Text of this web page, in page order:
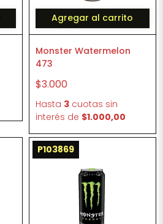
Agregar al carrito
Monster Watermelon
473
$3.000
Hasta 3 cuotas sin
interés de $1.000,00
P103869